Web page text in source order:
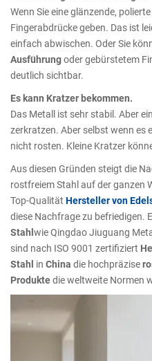
Wenn Sie eine glänzende, polierte
Fingerabdrücke geben. Das ist
einfach abwischen. Oder Sie
Ausführungoder gebürstetem
deutlich sichtbar.
Es kann Kratzer bekommen.
Das Metall ist sehr stabil. Aber
zerkratzen. Aber selbst wenn es
nicht rosten. Kleine Kratzer
Aus diesen Gründen steigt die
rostfreiem Stahl auf der ganzen
Top-Qualität Hersteller von
diese Nachfrage zu befriedigen.
Stahlwie Qingdao Jiuguang
sind nach ISO 9001 zertifiziert
Stahl in China die hochpräzise
Produktedie weltweite Normen